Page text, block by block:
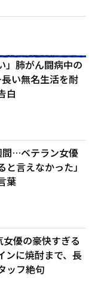
」肺がん闘病中の
い無名生活を耐
白
間…ベテラン女優
言えなかった」
葉
女優の豪快すぎる
に焼酎まで、長
ッフ絶句